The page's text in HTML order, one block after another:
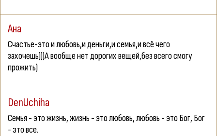
Ана
Счастье-это и любовь,и деньги,и семья,и всё чего
захочешь)))А вообще нет дорогих вещей,без всего смогу
прожить)
DenUchiha
Семья - это жизнь, жизнь - это любовь, любовь - это Бог, Бог
- это все.